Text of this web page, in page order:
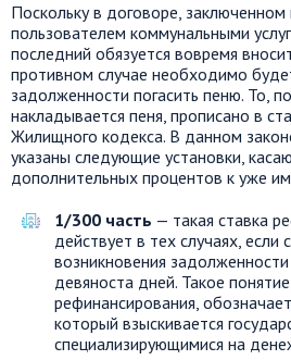
Поскольку в договоре,
пользователем коммунальными
последний обязуется вовремя
противном случае необходимо
задолженности погасить пеню. То,
накладывается пеня, прописано в
Жилищного кодекса. В данном
указаны следующие установки,
дополнительных процентов к уже
1/300 часть — такая ставка
действует в тех случаях, если
возникновения
девяноста дней. Такое
рефинансирования,
который взыскивается
специализирующимися на